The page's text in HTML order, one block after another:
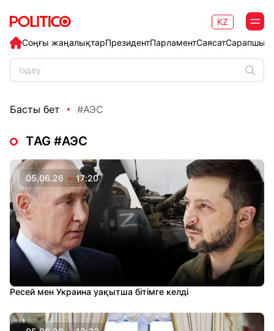
Соңғы жаңалықтарПрезидентПарламентСаясат
KZ
Басты бет #АЭС
ТAG #АЭС
05.06.26 17:20
Ресей мен Украина уақытша бітімге келді